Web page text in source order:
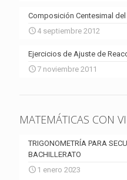
Composición Centesimal
4 septiembre 2012
Ejercicios de Ajuste de
7 noviembre 2011
MATEMÁTICAS CON
TRIGONOMETRÍA PARA
BACHILLERATO
1 enero 2023